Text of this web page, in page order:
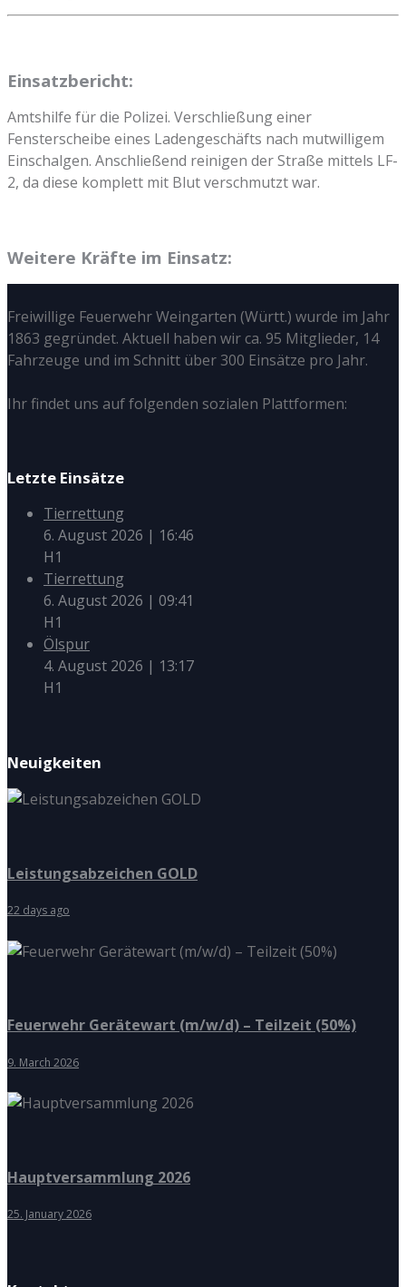
Einsatzbericht:
Amtshilfe für die Polizei. Verschließung einer
Fensterscheibe eines Ladengeschäfts nach mutwilligem
Einschalgen. Anschließend reinigen der Straße mittels LF-
2, da diese komplett mit Blut verschmutzt war.
Weitere Kräfte im Einsatz:
Freiwillige Feuerwehr Weingarten (Württ.) wurde im Jahr
1863 gegründet. Aktuell haben wir ca. 95 Mitglieder, 14
Fahrzeuge und im Schnitt über 300 Einsätze pro Jahr.
Ihr findet uns auf folgenden sozialen Plattformen:
Letzte Einsätze
Tierrettung
6. August 2026 | 16:46
H1
Tierrettung
6. August 2026 | 09:41
H1
Ölspur
4. August 2026 | 13:17
H1
Neuigkeiten
Leistungsabzeichen GOLD
22 days ago
Feuerwehr Gerätewart (m/w/d) – Teilzeit (50%)
9. March 2026
Hauptversammlung 2026
25. January 2026